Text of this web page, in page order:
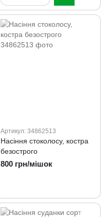
Артикул: 34862513
Насіння стоколосу, костра
безострого
800 грн/мішок